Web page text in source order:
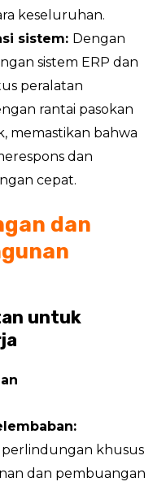
keseluruhan.
sistem: Dengan
sistem ERP dan
peralatan
rantai pasokan
memastikan bahwa
dan
cepat.
dan
untuk
khusus
dan pembuangan